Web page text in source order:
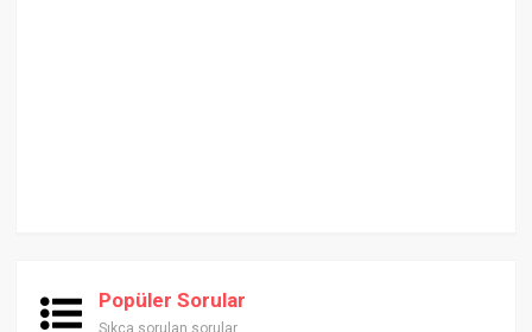
Popüler Sorular